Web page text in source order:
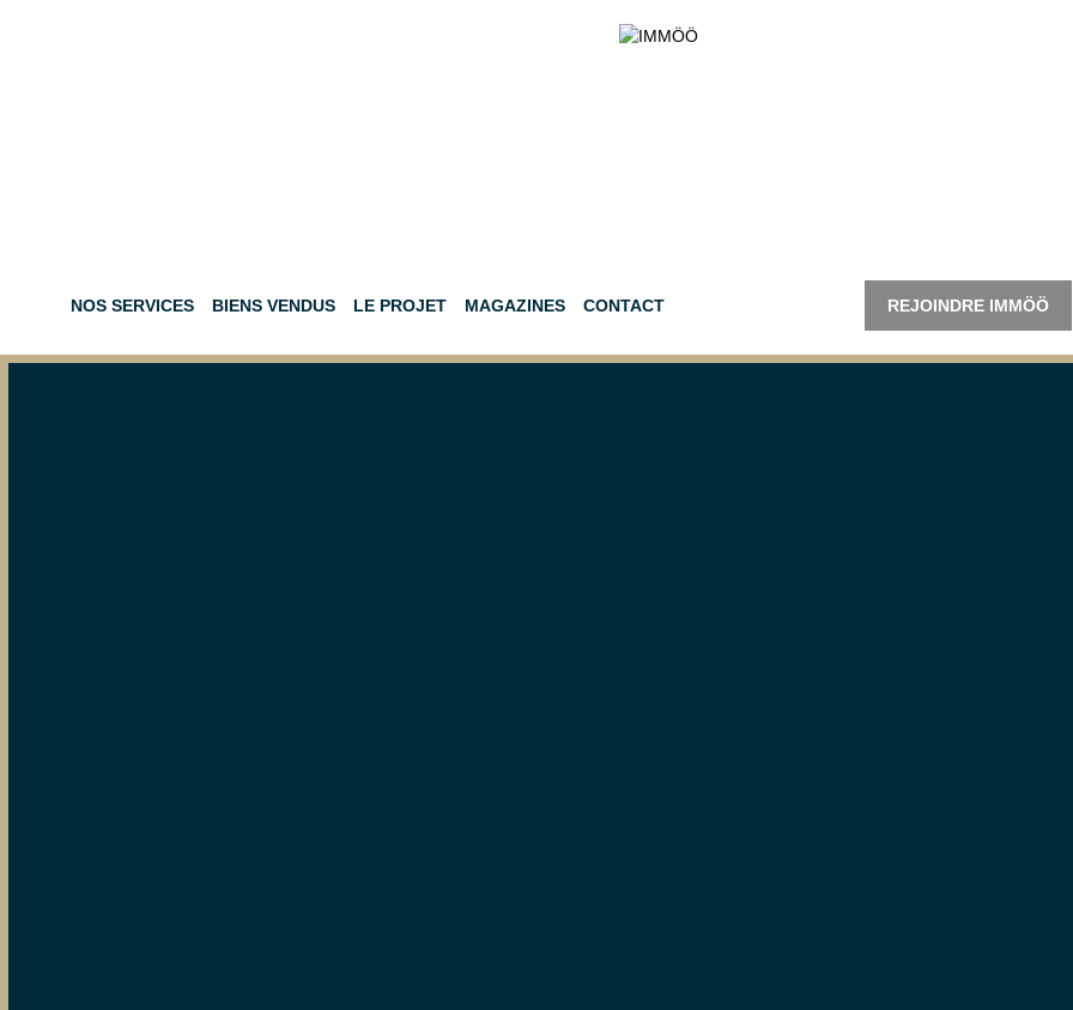
NOS SERVICES BIENS VENDUS LE PROJET MAGAZINES CONTACT REJOINDRE IMMÖÖ